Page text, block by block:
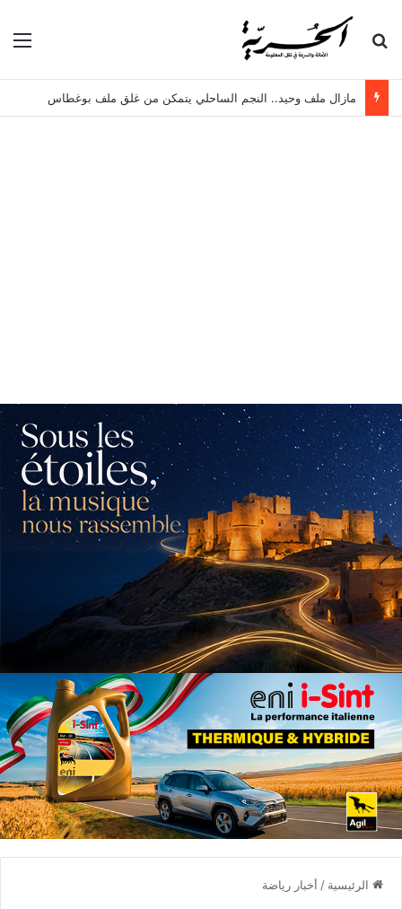
بحث عن
مازال ملف وحيد.. النجم الساحلي يتمكن من غلق ملف بوغطاس
الرئيسية / أخبار رياضة